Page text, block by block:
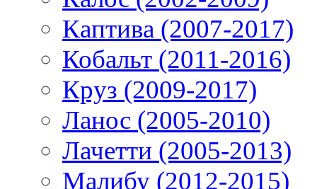
Каптива (2007-2017)
Кобальт (2011-2016)
Круз (2009-2017)
Ланос (2005-2010)
Лачетти (2005-2013)
Малибу (2012-2015)